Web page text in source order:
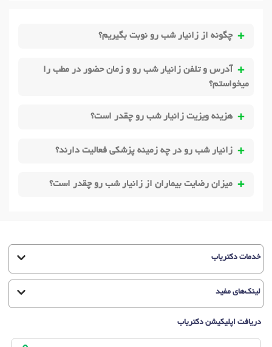
چگونه از زانیار شب رو نوبت بگیریم؟
آدرس و تلفن زانیار شب رو و زمان حضور در مطب را
میخواستم؟
هزینه ویزیت زانیار شب رو چقدر است؟
زانیار شب رو در چه زمینه پزشکی فعالیت دارند؟
میزان رضایت بیماران از زانیار شب رو چقدر است؟
خدمات دکتریاب
لینک‌های مفید
دریافت اپلیکیشن دکتریاب